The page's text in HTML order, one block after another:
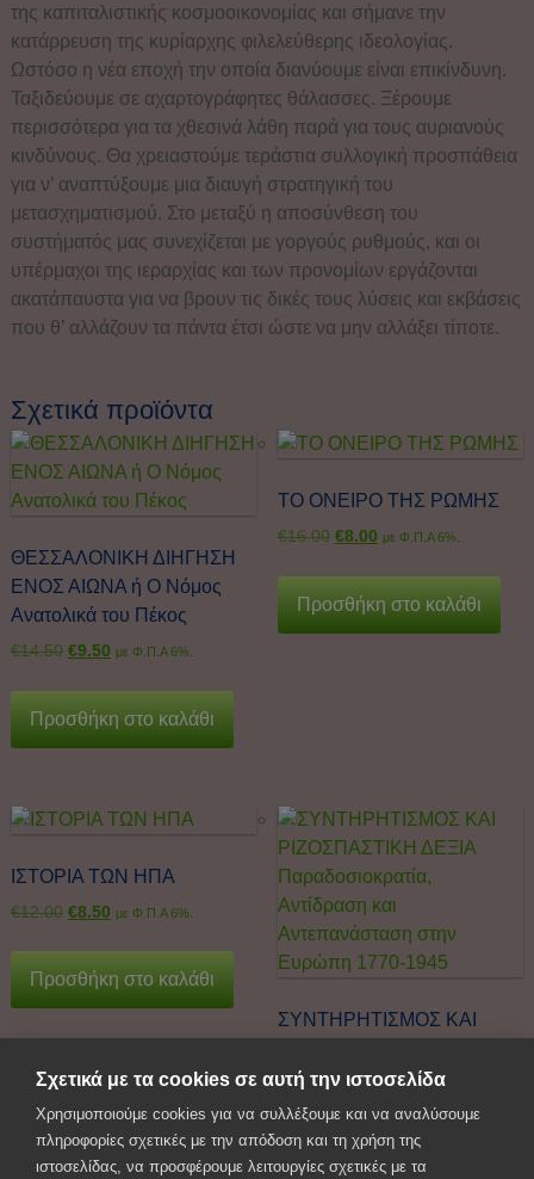
της καπιταλιστικής κοσμοοικονομίας και σήμανε την
κατάρρευση της κυρίαρχης φιλελεύθερης ιδεολογίας.
Ωστόσο η νέα εποχή την οποία διανύουμε είναι επικίνδυνη.
Ταξιδεύουμε σε αχαρτογράφητες θάλασσες. Ξέρουμε
περισσότερα για τα χθεσινά λάθη παρά για τους αυριανούς
κινδύνους. Θα χρειαστούμε τεράστια συλλογική προσπάθεια
για ν’ αναπτύξουμε μια διαυγή στρατηγική του
μετασχηματισμού. Στο μεταξύ η αποσύνθεση του
συστήματός μας συνεχίζεται με γοργούς ρυθμούς, και οι
υπέρμαχοι της ιεραρχίας και των προνομίων εργάζονται
ακατάπαυστα για να βρουν τις δικές τους λύσεις και εκβάσεις
που θ’ αλλάζουν τα πάντα έτσι ώστε να μην αλλάξει τίποτε.
Σχετικά προϊόντα
ΘΕΣΣΑΛΟΝΙΚΗ ΔΙΗΓΗΣΗ
ΕΝΟΣ ΑΙΩΝΑ ή Ο Νόμος
Ανατολικά του Πέκος
€14.50 €9.50 με Φ.Π.Α 6%.
Προσθήκη στο καλάθι
ΤΟ ΟΝΕΙΡΟ ΤΗΣ ΡΩΜΗΣ
€16.00 €8.00 με Φ.Π.Α 6%.
Προσθήκη στο καλάθι
ΙΣΤΟΡΙΑ ΤΩΝ ΗΠΑ
€12.00 €8.50 με Φ.Π.Α 6%.
Προσθήκη στο καλάθι
ΣΥΝΤΗΡΗΤΙΣΜΟΣ ΚΑΙ
Παραδοσιοκρατία,
Αντίδραση και
Αντεπανάσταση στην
Ευρώπη 1770-1945
Σχετικά με τα cookies σε αυτή την ιστοσελίδα
Χρησιμοποιούμε cookies για να συλλέξουμε και να αναλύσουμε
πληροφορίες σχετικές με την απόδοση και τη χρήση της
ιστοσελίδας, να προσφέρουμε λειτουργίες σχετικές με τα